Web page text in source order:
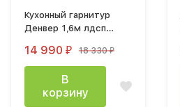
Кухонный гарнитур
Денвер 1,6м лдсп
14 990 ₽ 18 330₽
В
корзину